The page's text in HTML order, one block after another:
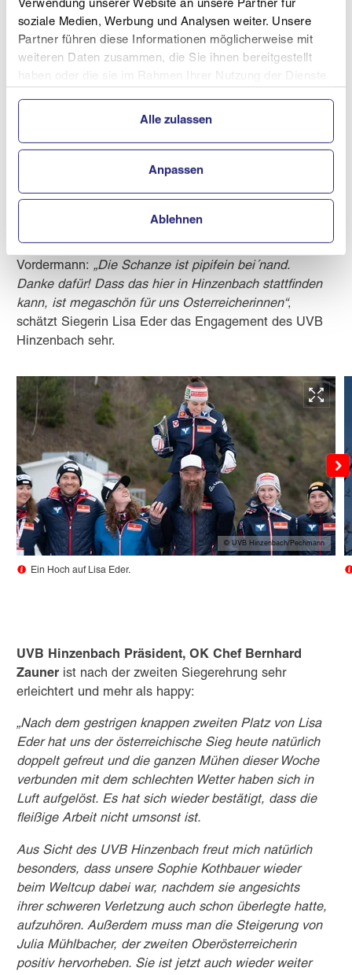
Verwendung unserer Website an unsere Partner für
soziale Medien, Werbung und Analysen weiter. Unsere
Partner führen diese Informationen möglicherweise mit
weiteren Daten zusammen, die Sie ihnen bereitgestellt
Alle zulassen
Anpassen
Ablehnen
auch vom Organisationsteam und vor allem dem
Schanzenteam gezeigt. Eine Woche vor dem Bewerb
war die Anlage fertig präpariert, doch der starke
Team einen Strich durch die Rechnung. Der
Niederschlag fraß den Schnee dramatisch weg,
Schnee eingebracht werden musste, um die
vorgeschriebenen 40 Zentimeter an Unterlage
garantieren zu können. Dienstag bis Donnerstag
Mitternacht und brachten die Anlage wieder auf
Vordermann:„Die Schanze ist pipifein bei´nand.
Danke dafür! Dass das hier in Hinzenbach stattfinden
kann, ist megaschön für uns Osterreicherinnen“,
schätzt Siegerin Lisa Eder das Engagement des UVB
Hinzenbach sehr.
© UVB Hinzenbach/Pechmann
Ein Hoch auf Lisa Eder.
UVB Hinzenbach Präsident, OK Chef Bernhard
Zauner ist nach der zweiten Siegerehrung sehr
erleichtert und mehr als happy:
„Nach dem gestrigen knappen zweiten Platz von Lisa
Eder hat uns der österreichische Sieg heute natürlich
doppelt gefreut und die ganzen Mühen dieser Woche
verbunden mit dem schlechten Wetter haben sich in
Luft aufgelöst. Es hat sich wieder bestätigt, dass die
fleißige Arbeit nicht umsonst ist.
Aus Sicht des UVB Hinzenbach freut mich natürlich
besonders, dass unsere Sophie Kothbauer wieder
beim Weltcup dabei war, nachdem sie angesichts
ihrer schweren Verletzung auch schon überlegte hatte,
aufzuhören. Außerdem muss man die Steigerung von
Julia Mühlbacher, der zweiten Oberösterreicherin
positiv hervorheben. Sie ist jetzt auch wieder weiter